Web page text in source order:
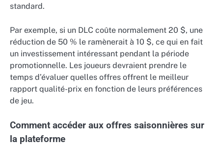
standard.
Par exemple, si un DLC coûte normalement 20 $, une
réduction de 50 % le ramènerait à 10 $, ce qui en fait
un investissement intéressant pendant la période
promotionnelle. Les joueurs devraient prendre le
temps d’évaluer quelles offres offrent le meilleur
rapport qualité-prix en fonction de leurs préférences
de jeu.
Comment accéder aux offres saisonnières sur
la plateforme